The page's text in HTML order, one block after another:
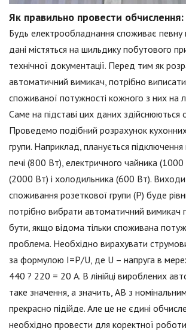
Як правильно провести
Будь електрообладнання споживає певну
дані містяться на шильдику побутового
технічної документації. Перед тим як
автоматичний вимикач, потрібно
споживаної потужності кожного з них на
Саме на підставі цих даних здійснюються
Проведемо подібний розрахунок
групи. Наприклад, планується підключення
печі (800 Вт), електричного чайника
(2000 Вт) і холодильника (600 Вт).
споживання розеткової групи (Р) буде
потрібно вибрати автоматичний вимикач
бути, якщо відома тільки споживана
проблема. Необхідно вирахувати
за формулою I=P/U, де U – напруга в
440 ? 220 = 20 А. В лінійці вироблених
таке значення, а значить, АВ з
прекрасно підійде. Але це не єдині
необхідно провести для коректної